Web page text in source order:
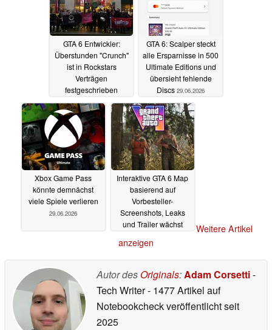
GTA 6 Entwickler:
Überstunden "Crunch"
ist in Rockstars
Verträgen
festgeschrieben
06.07.2026
GTA 6: Scalper steckt
alle Ersparnisse in 500
Ultimate Editions und
übersieht fehlende
Discs 29.06.2026
Xbox Game Pass
könnte demnächst
viele Spiele verlieren
29.06.2026
Interaktive GTA 6 Map
basierend auf
Vorbesteller-
Screenshots, Leaks
und Trailer wächst
Weitere Artikel
anzeigen
Autor des Originals:Adam Corsetti-
Tech Writer- 1477 Artikel auf
Notebookcheck veröffentlichtseit
2025